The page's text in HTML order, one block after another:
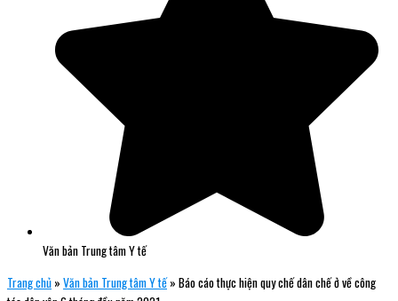
Văn bản Trung tâm Y tế
Trang chủ » Văn bản Trung tâm Y tế» Báo cáo thực hiện quy chế dân chế ở về công